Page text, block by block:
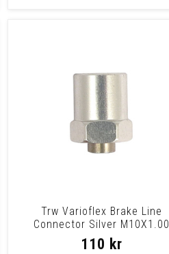
Trw Varioflex Brake Line
Connector Silver M10X1.00
Universal This Come
110 kr